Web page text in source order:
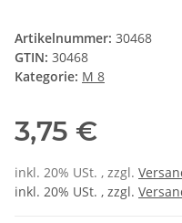
Artikelnummer: 30468
GTIN: 30468
Kategorie: M 8
3,75 €
inkl. 20% USt. , zzgl.
inkl. 20% USt. , zzgl.